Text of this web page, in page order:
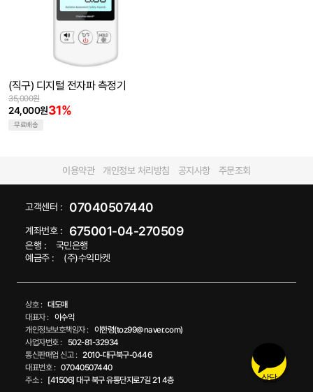
상담
(직구) 디지털 전자파 측정기
24,000원31%
35,000원
무료배송
이용약관 개인정보 처리방침 공지사항 주문조회
고객센터 : 07040507440
계좌번호 : 675001-04-270509
은행 :
국민은행
예금주 :
(주)수익마켓
상호 : 대도매
대표자 :
이수익
개인정보보호책임자 :
이한령(toz99@naver.com)
사업자번호 :
502-81-32934
통신판매업 신고 : 2010-대구북구-0446
대표번호 : 07040507440
주소 :
[41506] 대구 북구 유통단지로7길 21 4층